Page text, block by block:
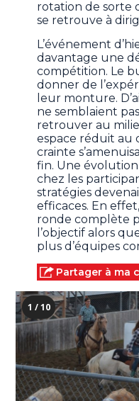
rotation de sorte
se retrouve à
L’événement
davantage une
compétition. Le
donner de
leur monture.
ne semblaient
retrouver au
espace réduit au
crainte
fin. Une
chez les
stratégies
efficaces. En
ronde complète
l’objectif alors
plus d’équipes
Partager à ma
1 / 10